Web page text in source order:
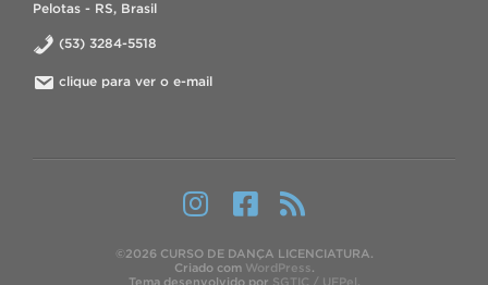
Pelotas - RS, Brasil
(53) 3284-5518
clique para ver o e-mail
©2026 CURSO DE DANÇA LICENCIATURA.
Criado com WordPress.
Tema desenvolvido por SGTIC / UFPel.